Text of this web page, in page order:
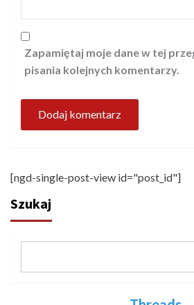
Zapamiętaj moje dane w tej
pisania kolejnych komentarzy.
[ngd-single-post-view id="post_id"]
Szukaj